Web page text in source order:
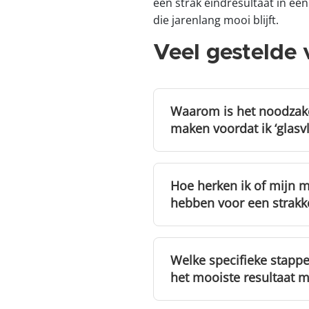
die jarenlang mooi blijft.
Veel gestelde
Waarom is het
maken voordat ik
Omdat glasvlies- en
anders zichtbaar blijven
egale basis, waardoor je
op een goed
voorbereiding loop je
Hoe herken ik of mijn
hebben voor een
Je herkent oneffen
hand vlak over het
haarscheuren en naden
Bij zichtbare golving,
nodig voor een echt strak
Welke specifieke
het mooiste resultaat